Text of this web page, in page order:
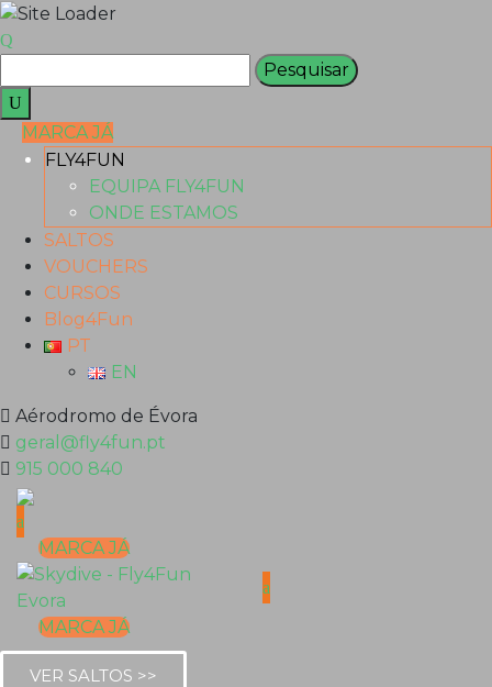
MARCA JÁ
FLY4FUN
EQUIPA FLY4FUN
ONDE ESTAMOS
SALTOS
VOUCHERS
CURSOS
Blog4Fun
PT
EN
Aérodromo de Évora
geral@fly4fun.pt
915 000 840
MARCA JÁ
MARCA JÁ
VER SALTOS >>